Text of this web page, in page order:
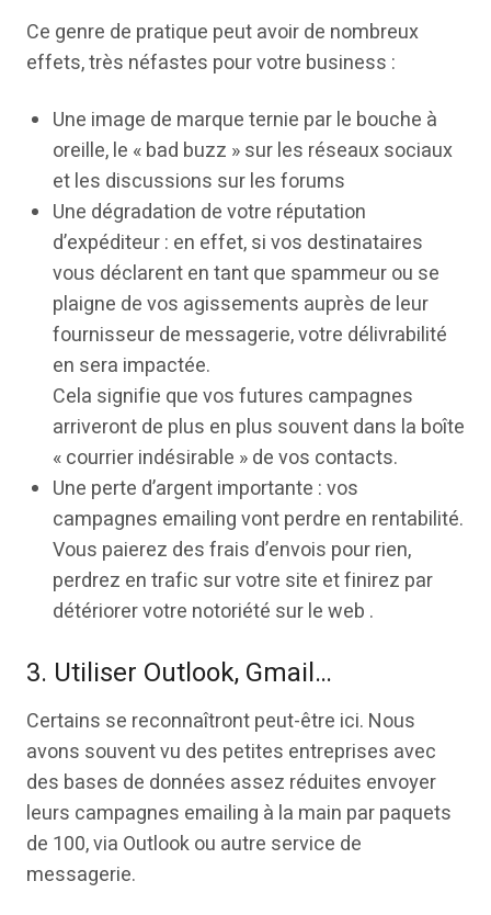
Ce genre de pratique peut avoir de nombreux
effets, très néfastes pour votre business :
Une image de marque ternie par le bouche à
oreille, le « bad buzz » sur les réseaux sociaux
et les discussions sur les forums
Une dégradation de votre réputation
d’expéditeur : en effet, si vos destinataires
vous déclarent en tant que spammeur ou se
plaigne de vos agissements auprès de leur
fournisseur de messagerie, votre délivrabilité
en sera impactée.
Cela signifie que vos futures campagnes
arriveront de plus en plus souvent dans la boîte
« courrier indésirable » de vos contacts.
Une perte d’argent importante : vos
campagnes emailing vont perdre en rentabilité.
Vous paierez des frais d’envois pour rien,
perdrez en trafic sur votre site et finirez par
détériorer votre notoriété sur le web .
3. Utiliser Outlook, Gmail…
Certains se reconnaîtront peut-être ici. Nous
avons souvent vu des petites entreprises avec
des bases de données assez réduites envoyer
leurs campagnes emailing à la main par paquets
de 100, via Outlook ou autre service de
messagerie.